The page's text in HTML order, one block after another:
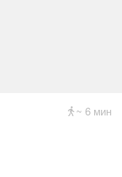
~ 6 мин